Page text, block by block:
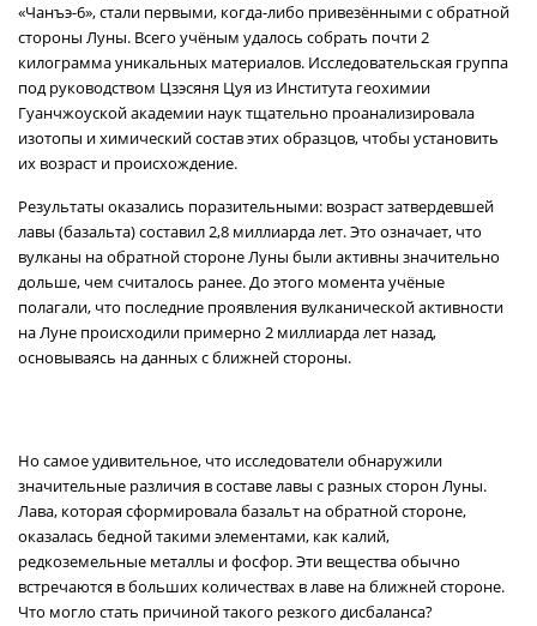
«Чанъэ-6», стали первыми, когда-либо привезёнными с обратной
стороны Луны. Всего учёным удалось собрать почти 2
килограмма уникальных материалов. Исследовательская группа
под руководством Цзэсяня Цуя из Института геохимии
Гуанчжоуской академии наук тщательно проанализировала
изотопы и химический состав этих образцов, чтобы установить
их возраст и происхождение.
Результаты оказались поразительными: возраст затвердевшей
лавы (базальта) составил 2,8 миллиарда лет. Это означает, что
вулканы на обратной стороне Луны были активны значительно
дольше, чем считалось ранее. До этого момента учёные
полагали, что последние проявления вулканической активности
на Луне происходили примерно 2 миллиарда лет назад,
основываясь на данных с ближней стороны.
Но самое удивительное, что исследователи обнаружили
значительные различия в составе лавы с разных сторон Луны.
Лава, которая сформировала базальт на обратной стороне,
оказалась бедной такими элементами, как калий,
редкоземельные металлы и фосфор. Эти вещества обычно
встречаются в больших количествах в лаве на ближней стороне.
Что могло стать причиной такого резкого дисбаланса?